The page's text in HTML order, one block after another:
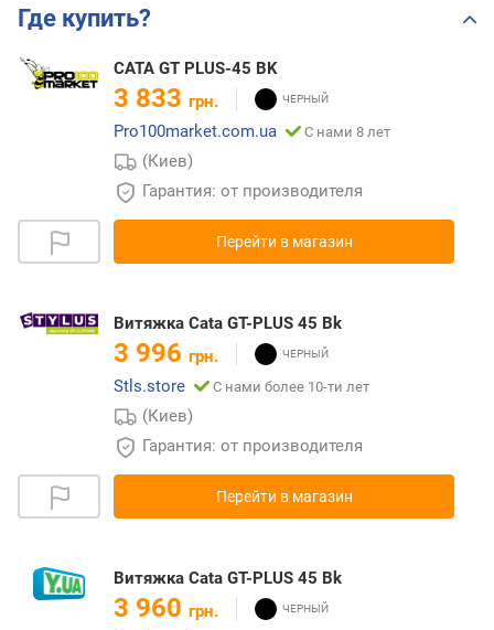
Где купить?
CATA GT PLUS-45 BK
3 833 грн.
Pro100market.com.ua
С нами 8 лет
(Киев)
Гарантия: от производителя
Перейти в магазин
Витяжка Cata GT-PLUS 45 Bk
3 996 грн.
Stls.store
С нами более 10-ти лет
(Киев)
Гарантия: от производителя
Перейти в магазин
Витяжка Cata GT-PLUS 45 Bk
3 960 грн.